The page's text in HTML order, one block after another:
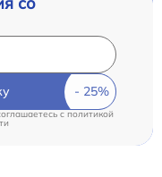
c политикой